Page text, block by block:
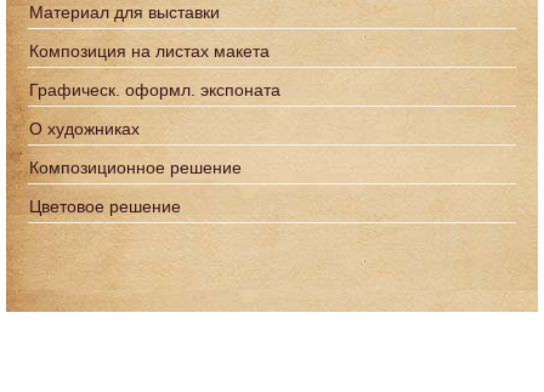
Материал для выставки
Композиция на листах макета
Графическ. оформл. экспоната
О художниках
Композиционное решение
Цветовое решение